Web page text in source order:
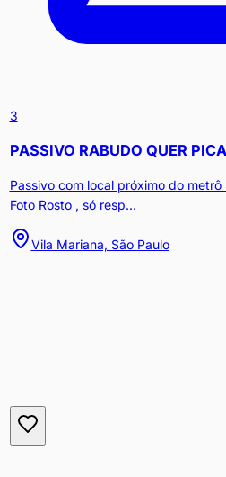
3
PASSIVO RABUDO QUER PICA
Passivo com local próximo do
Foto Rosto , só resp...
Vila Mariana, São Paulo